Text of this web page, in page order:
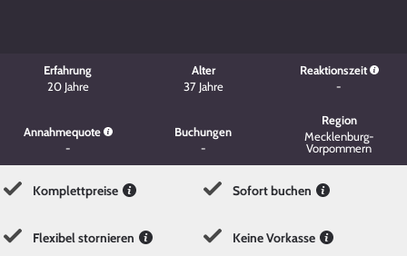
Erfahrung
20 Jahre
Alter
37 Jahre
Reaktionszeit
-
Annahmequote
-
Buchungen
-
Region
Mecklenburg-
Vorpommern
Komplettpreise Sofort buchen
Flexibel stornieren Keine Vorkasse